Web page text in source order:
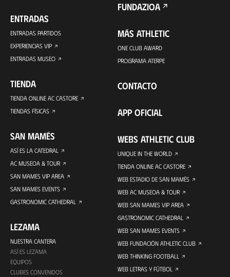
ENTRADAS
ENTRADAS PARTIDOS
EXPERIENCIAS VIP
ENTRADAS MUSEO
TIENDA
TIENDA ONLINE AC CASTORE
TIENDAS FÍSICAS
SAN MAMÉS
ASÍ ES LA CATEDRAL
AC MUSEOA & TOUR
SAN MAMES VIP AREA
SAN MAMES EVENTS
GASTRONOMIC CATHEDRAL
LEZAMA
NUESTRA CANTERA
ASÍ ES LEZAMA
EQUIPOS
CLUBES CONVENIDOS
FUNDAZIOA
MÁS ATHLETIC
ONE CLUB AWARD
PROGRAMA ATERPE
CONTACTO
APP OFICIAL
WEBS ATHLETIC CLUB
UNIQUE IN THE WORLD
TIENDA ONLINE AC CASTORE
WEB ESTADIO DE SAN MAMÉS
WEB AC MUSEOA & TOUR
WEB SAN MAMES VIP AREA
GASTRONOMIC CATHEDRAL
WEB SAN MAMES EVENTS
WEB FUNDACIÓN ATHLETIC CLUB
WEB THINKING FOOTBALL
WEB LETRAS Y FÚTBOL